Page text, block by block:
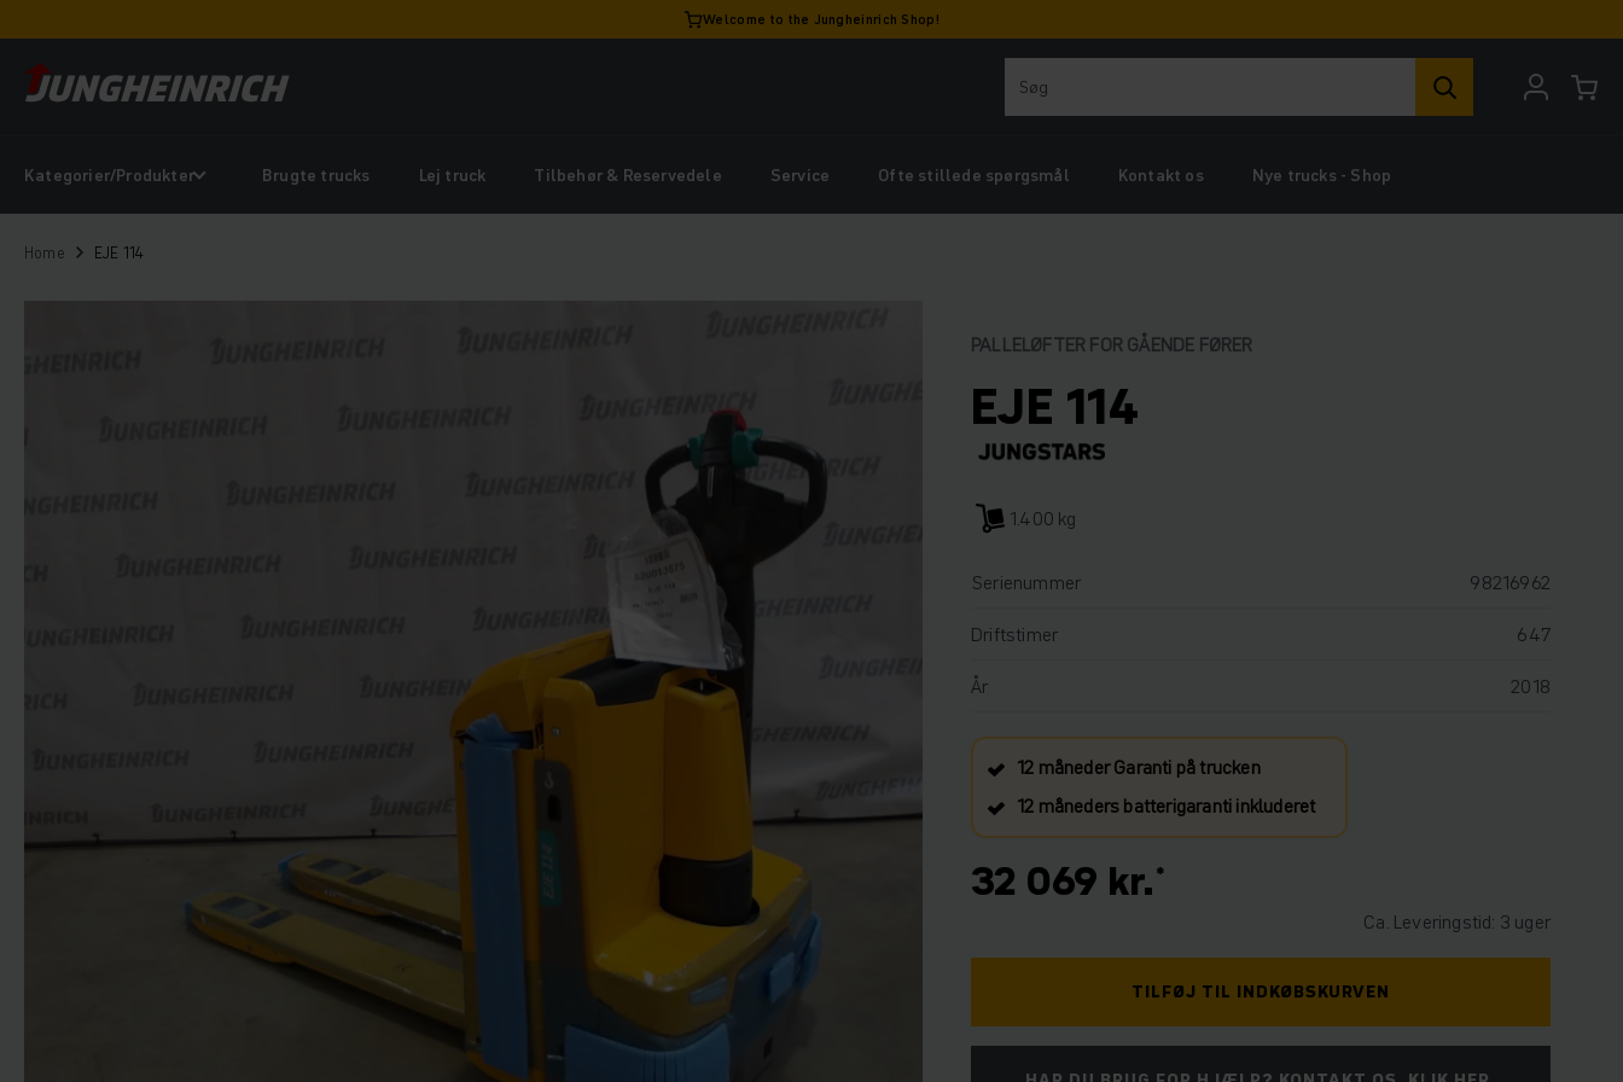
Welcome to the Jungheinrich Shop!
Kategorier/Produkter Brugte trucks Lej truck Tilbehør & Reservedele Service Ofte stillede spørgsmål Kontakt os Nye trucks - Shop
Home EJE 114
PALLELØFTER FOR GÅENDE FØRER
EJE 114
1.400 kg
Serienummer
98216962
Driftstimer
647
År
2018
12 måneder Garanti på trucken
12 måneders batterigaranti inkluderet
32 069 kr.
Ca. Leveringstid: 3 uger
TILFØJ TIL INDKØBSKURVEN